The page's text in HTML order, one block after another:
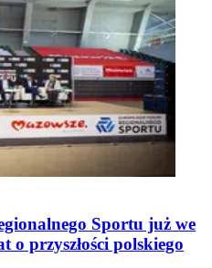
Sportu już we
o przyszłości polskiego